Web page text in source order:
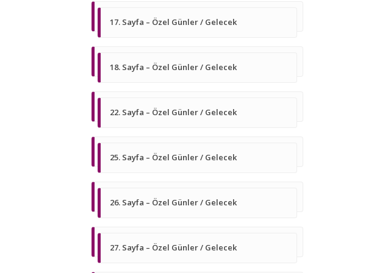
17. Sayfa – Özel Günler / Gelecek
18. Sayfa – Özel Günler / Gelecek
22. Sayfa – Özel Günler / Gelecek
25. Sayfa – Özel Günler / Gelecek
26. Sayfa – Özel Günler / Gelecek
27. Sayfa – Özel Günler / Gelecek